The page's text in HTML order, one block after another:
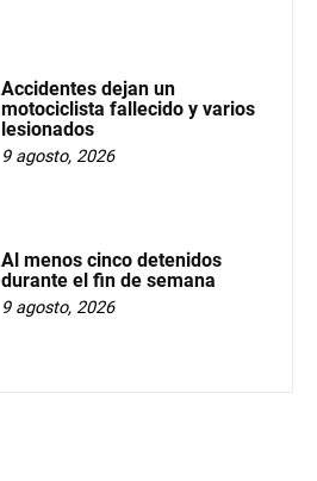
Accidentes dejan un
motociclista fallecido y varios
lesionados
9 agosto, 2026
Al menos cinco detenidos
durante el fin de semana
9 agosto, 2026